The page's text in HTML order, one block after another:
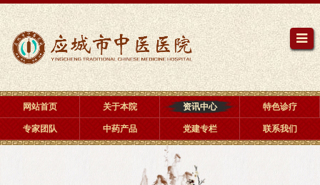
网站首页 关于本院 资讯中心 特色诊疗
专家团队 中药产品 党建专栏 联系我们